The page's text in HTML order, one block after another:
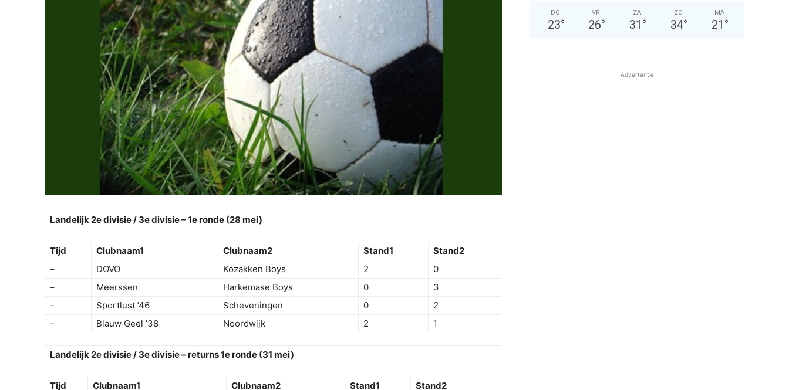
Landelijk 2e divisie / 3e divisie – 1e ronde (28 mei)
Tijd Clubnaam1 Clubnaam2 Stand1
Stand2
–
DOVO Kozakken Boys 2
0
–
Meerssen Harkemase Boys 0
3
–
Sportlust ’46 Scheveningen 0
2
–
Blauw Geel ’38 Noordwijk 2 1
Landelijk 2e divisie / 3e divisie – returns 1e ronde (31 mei)
Tijd Clubnaam1 Clubnaam2 Stand1
Stand2
DO
23°
VR
26°
ZA
31 °
ZO
34°
MA
21 °
Advertentie